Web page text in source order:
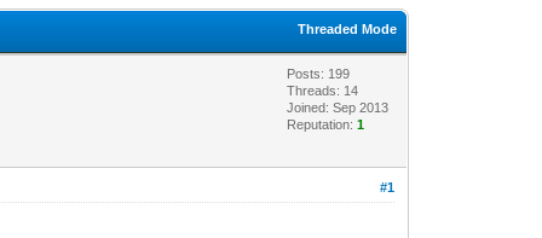
Threaded Mode
Posts: 199
Threads: 14
Joined: Sep 2013
Reputation:1
#1